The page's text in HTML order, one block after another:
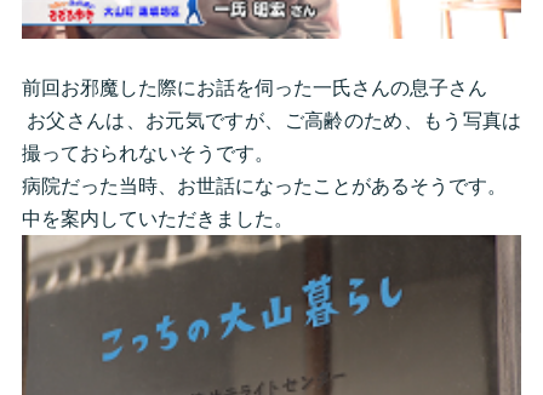
前回お邪魔した際にお話を伺った一氏さんの息子さん
お父さんは、お元気ですが、ご高齢のため、もう写真は
撮っておられないそうです。
病院だった当時、お世話になったことがあるそうです。
中を案内していただきました。